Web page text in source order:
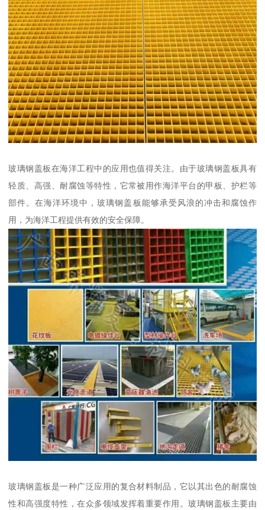
玻璃钢盖板在海洋工程中的应用也值得关注。由于玻璃钢盖板具有
轻质、高强、耐腐蚀等特性，它常被用作海洋平台的甲板、护栏等
部件。在海洋环境中，玻璃钢盖板能够承受风浪的冲击和腐蚀作
用，为海洋工程提供有效的安全保障。
玻璃钢盖板是一种广泛应用的复合材料制品，它以其出色的耐腐蚀
性和高强度特性，在众多领域发挥着重要作用。玻璃钢盖板主要由